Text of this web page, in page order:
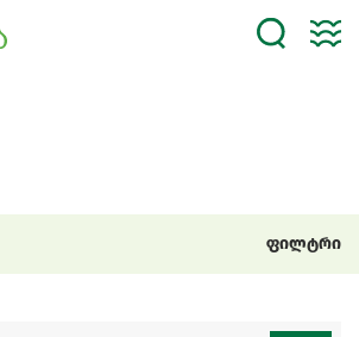
ფილტრი